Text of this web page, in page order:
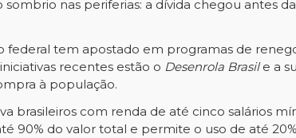
nas periferias: a dívida chegou antes
federal tem apostado em programas de
recentes estão o Desenrola Brasile a
à população.
brasileiros com renda de até cinco salários
90% do valor total e permite o uso de até